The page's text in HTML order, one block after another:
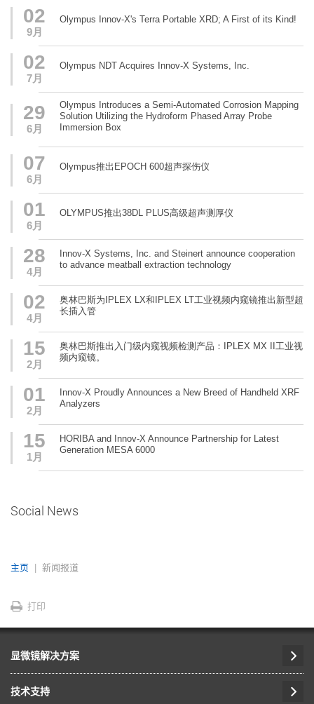
02
9月
Olympus Innov-X's Terra Portable XRD; A First of its Kind!
02
7月
Olympus NDT Acquires Innov-X Systems, Inc.
29
6月
Olympus Introduces a Semi-Automated Corrosion Mapping
Solution Utilizing the Hydroform Phased Array Probe
Immersion Box
07
6月
Olympus推出EPOCH 600超声探伤仪
01
6月
OLYMPUS推出38DL PLUS高级超声测厚仪
28
4月
Innov-X Systems, Inc. and Steinert announce cooperation
to advance meatball extraction technology
02
4月
奥林巴斯为IPLEX LX和IPLEX LT工业视频内窥镜推出新型超
长插入管
15
2月
奥林巴斯推出入门级内窥视频检测产品：IPLEX MX II工业视
频内窥镜。
01
2月
Innov-X Proudly Announces a New Breed of Handheld XRF
Analyzers
15
1月
HORIBA and Innov-X Announce Partnership for Latest
Generation MESA 6000
Social News
主页 新闻报道
打印
显微镜解决方案
技术支持